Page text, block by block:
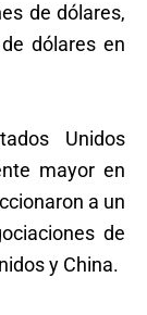
de dólares,
dólares en
Unidos
mayor en
a un
de
y China.